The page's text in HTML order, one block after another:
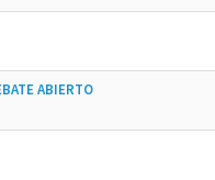
ABIERTO